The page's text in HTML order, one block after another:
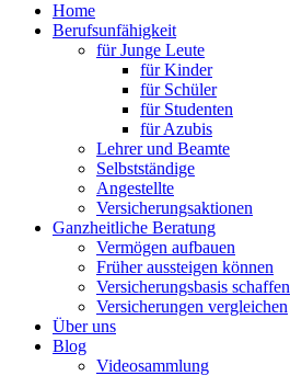
Home
Berufsunfähigkeit
für Junge Leute
für Kinder
für Schüler
für Studenten
für Azubis
Lehrer und Beamte
Selbstständige
Angestellte
Versicherungsaktionen
Ganzheitliche Beratung
Vermögen aufbauen
Früher aussteigen können
Versicherungsbasis schaffen
Versicherungen vergleichen
Über uns
Blog
Videosammlung